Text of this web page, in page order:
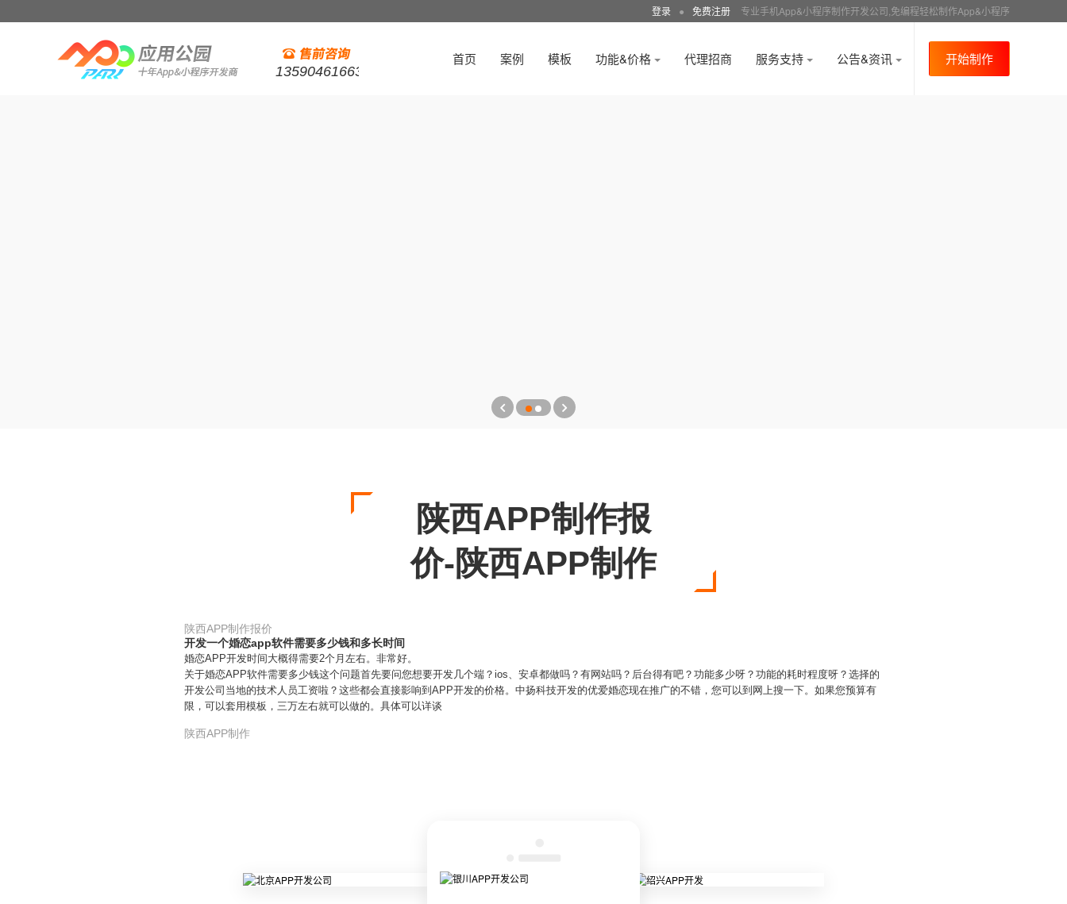
登录 ● 免费注册 专业手机App&小程序制作开发公司,免编程轻松制作App&小程序
13590461663
首页 案例 模板 功能&价格 代理招商 服务支持 公告&资讯 开始制作
陕西APP制作报
价-陕西APP制作
陕西APP制作报价
开发一个婚恋app软件需要多少钱和多长时间
婚恋APP开发时间大概得需要2个月左右。非常好。
关于婚恋APP软件需要多少钱这个问题首先要问您想要开发几个端？ios、安卓都做吗？有网站吗？后台得有吧？功能多少呀？功能的耗时程度呀？选择的
开发公司当地的技术人员工资啦？这些都会直接影响到APP开发的价格。中扬科技开发的优爱婚恋现在推广的不错，您可以到网上搜一下。如果您预算有
限，可以套用模板，三万左右就可以做的。具体可以详谈
陕西APP制作